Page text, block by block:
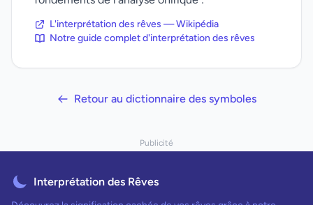
L'interprétation des rêves — Wikipédia
Notre guide complet d'interprétation des rêves
Retour au dictionnaire des symboles
Publicité
Interprétation des Rêves